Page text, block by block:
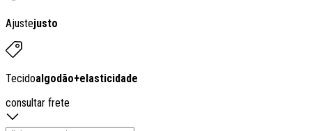
Ajustejusto
Tecidoalgodão+elasticidade
consultar frete